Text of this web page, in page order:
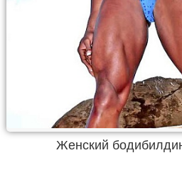
Женский